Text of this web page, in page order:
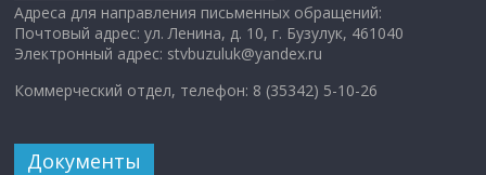
Адреса для направления письменных обращений:
Почтовый адрес: ул. Ленина, д. 10, г. Бузулук, 461040
Электронный адрес: stvbuzuluk@yandex.ru
Коммерческий отдел, телефон: 8 (35342) 5-10-26
Документы